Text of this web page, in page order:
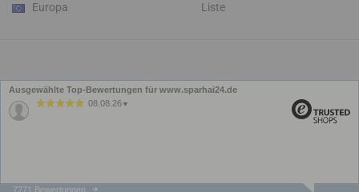
Europa
Liste
Ausgewählte Top-Bewertungen für www.sparhai24.de
08.08.26 ▼
7271 Bewertungen